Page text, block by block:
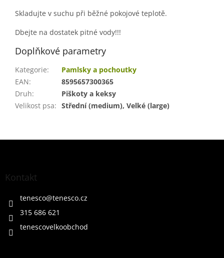
Skladujte v suchu při běžné pokojové teplotě.
Dbejte na dostatek pitné vody!!!
Doplňkové parametry
Kategorie:
Pamlsky a pochoutky
EAN:
8595657300365
Druh:
Piškoty a keksy
Velikost psa: Střední (medium), Velké (large)
Z
Kontakt
tenesco@tenesco.cz
315 686 621
tenescovelkoobchod